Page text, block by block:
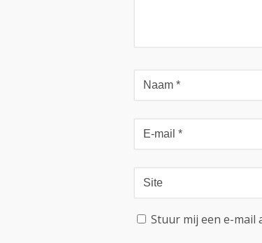
Stuur mij een e-mail